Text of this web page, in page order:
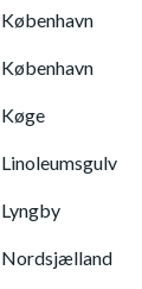
København
København
Køge
Linoleumsgulv
Lyngby
Nordsjælland